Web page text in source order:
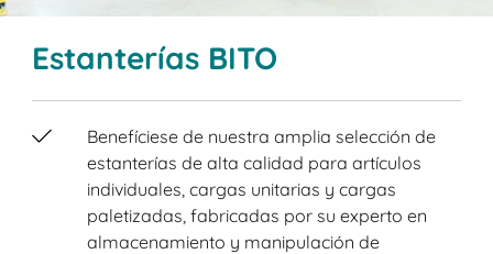
Estanterías BITO
Benefíciese de nuestra amplia selección de
estanterías de alta calidad para artículos
individuales, cargas unitarias y cargas
paletizadas, fabricadas por su experto en
almacenamiento y manipulación de